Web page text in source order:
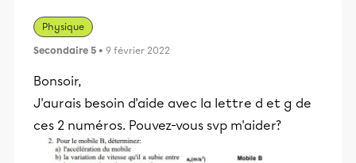
Physique
Secondaire 5 • 9 février 2022
Bonsoir,
J'aurais besoin d'aide avec la lettre d et g de
ces 2 numéros. Pouvez-vous svp m'aider?